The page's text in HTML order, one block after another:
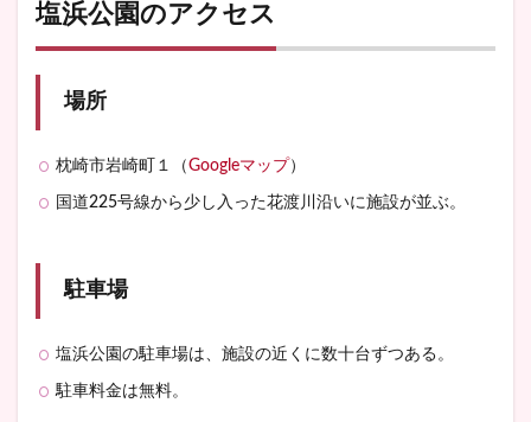
塩浜公園のアクセス
場所
枕崎市岩崎町１（Googleマップ ）
国道225号線から少し入った花渡川沿いに施設が並ぶ。
駐車場
塩浜公園の駐車場は、施設の近くに数十台ずつある。
駐車料金は無料。